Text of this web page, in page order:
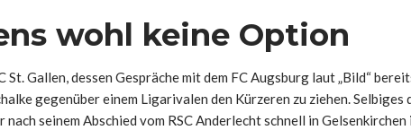
wohl keine Option
St. Gallen, dessen Gespräche mit dem FC Augsburg laut „Bild“
gegenüber einem Ligarivalen den Kürzeren zu ziehen. Selbiges
nach seinem Abschied vom RSC Anderlecht schnell in Gelsenkirchen